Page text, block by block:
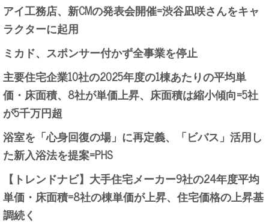
アイ工務店、新CMの発表会開催=渋谷凪咲さんをキャ
ラクターに起用
ミカド、スポンサー付かず全事業を停止
主要住宅企業10社の2025年度の1棟あたりの平均単
価・床面積、8社が単価上昇、床面積は縮小傾向=5社
が5千万円超
浴室を「心身回復の場」に再定義、「ビバス」活用し
た新入浴法を提案=PHS
【トレンドナビ】大手住宅メーカー9社の24年度平均
単価・床面積=8社の棟単価が上昇、住宅価格の上昇基
調続く